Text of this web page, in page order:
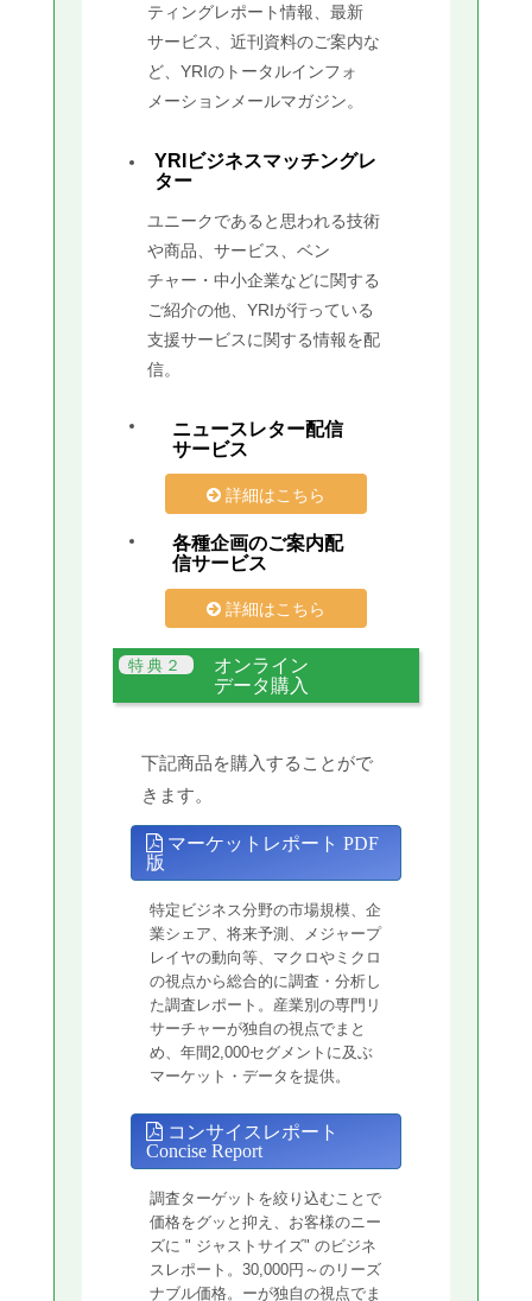
ティングレポート情報、最新
サービス、近刊資料のご案内な
ど、YRIのトータルインフォ
メーションメールマガジン。
YRIビジネスマッチングレ
ター
ユニークであると思われる技術
や商品、サービス、ベン
チャー・中小企業などに関する
ご紹介の他、YRIが行っている
支援サービスに関する情報を配
信。
ニュースレター配信
サービス
詳細はこちら
各種企画のご案内配
信サービス
詳細はこちら
オンライン
データ購入
下記商品を購入することがで
きます。
マーケットレポート PDF
版
特定ビジネス分野の市場規模、企
業シェア、将来予測、メジャープ
レイヤの動向等、マクロやミクロ
の視点から総合的に調査・分析し
た調査レポート。産業別の専門リ
サーチャーが独自の視点でまと
め、年間2,000セグメントに及ぶ
マーケット・データを提供。
コンサイスレポート
Concise Report
調査ターゲットを絞り込むことで
価格をグッと抑え、お客様のニー
ズに " ジャストサイズ" のビジネ
スレポート。30,000円～のリーズ
ナブル価格。ーが独自の視点でま